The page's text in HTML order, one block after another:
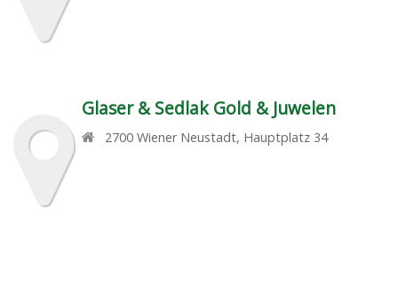
Glaser & Sedlak Gold & Juwelen
2700 Wiener Neustadt, Hauptplatz 34